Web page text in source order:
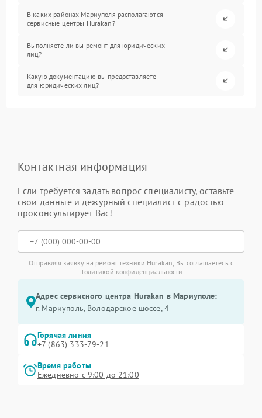
В каких районах Мариуполя располагаются
сервисные центры Hurakan?
Выполняете ли вы ремонт для юридических
лиц?
Какую документацию вы предоставляете
для юридических лиц?
Контактная информация
Если требуется задать вопрос специалисту, оставьте
свои данные и дежурный специалист с радостью
проконсультирует Вас!
Отправляя заявку на ремонт техники Hurakan, Вы соглашаетесь с
Политикой конфиденциальности
Адрес сервисного центра Hurakan в Мариуполе:
г. Мариуполь, Володарское шоссе, 4
Горячая линия
+7 (863) 333-79-21
Время работы
Ежедневно с 9:00 до 21:00